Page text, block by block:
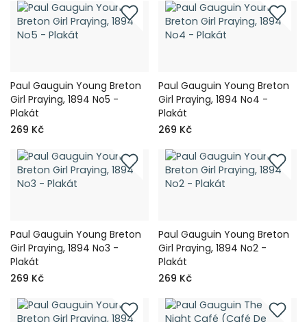
Paul Gauguin Young Breton
Girl Praying, 1894 No5 -
Plakát
269 Kč
Paul Gauguin Young Breton
Girl Praying, 1894 No4 -
Plakát
269 Kč
Paul Gauguin Young Breton
Girl Praying, 1894 No3 -
Plakát
269 Kč
Paul Gauguin Young Breton
Girl Praying, 1894 No2 -
Plakát
269 Kč